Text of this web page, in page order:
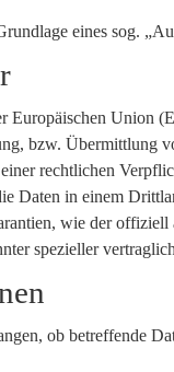
eines sog.
Union
bzw. Übermittlung
rechtlichen
Daten in einem
wie der
spezieller
ob betreffende